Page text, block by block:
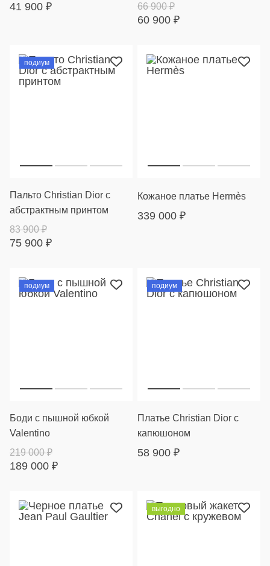
41 900 ₽
60 900 ₽
66 900₽
подиум
Пальто Christian Dior с
абстрактным принтом
75 900 ₽
83 900₽
Кожаное платье Hermès
339 000 ₽
подиум
Боди с пышной юбкой
Valentino
189 000 ₽
219 000₽
подиум
Платье Christian Dior с
капюшоном
58 900 ₽
выгодно